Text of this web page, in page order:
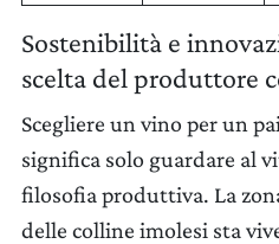
IL
WINE
AREA
Sostenibilità e
scelta del produttore
Scegliere un vino per un
significa solo guardare al
filosofia produttiva. La
delle colline imolesi sta